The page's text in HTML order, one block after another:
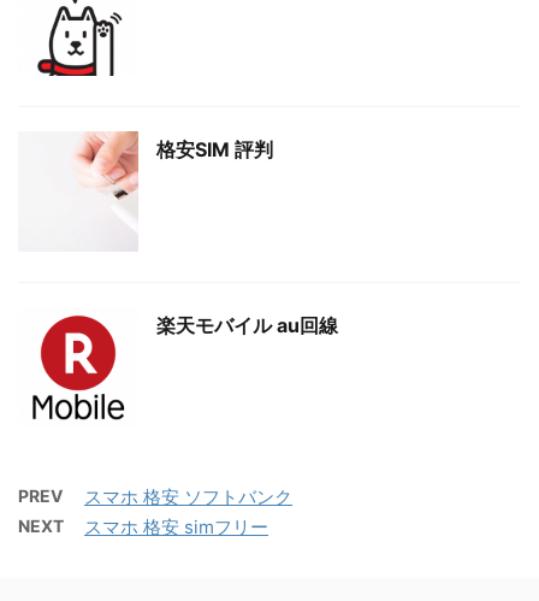
格安SIM 評判
楽天モバイル au回線
PREV スマホ 格安 ソフトバンク
NEXT スマホ 格安 simフリー